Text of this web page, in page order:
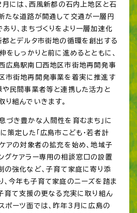
月には、西風新都の石内上地区と石
たな道路が開通して交通が一層円
り、まちづくりをより一層加速化
都とデルタ市街地の循環を創出する
をしっかりと前に進めるとともに、
広島駅南口西地区市街地再開発事
市街地再開発事業を着実に推進す
や民間事業者等と連携した活力と
組んでいきます。
づき豊かな人間性を育むまち」に
策定した「広島市こども・若者計
アの対象者の拡充を始め、地域子
グケアラー専用の相談窓口の設置
の強化など、子育て家庭に寄り添
、今年も子育て家庭のニーズを踏ま
育て支援の更なる充実に取り組ん
ポーツ面では、昨年3月に広島の